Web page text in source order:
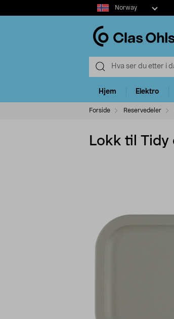
Select
market
Norway
Hjem Elektro
Forside Reservedeler
Lokk til